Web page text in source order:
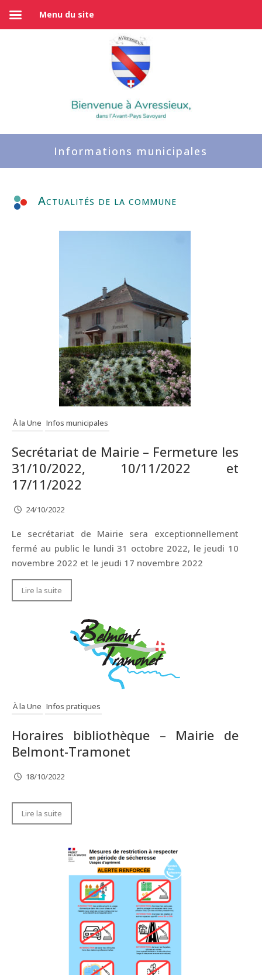
Informations municipales
Actualités de la commune
À la Une Infos municipales
Secrétariat de Mairie – Fermeture les
31/10/2022, 10/11/2022 et
17/11/2022
24/10/2022
Le secrétariat de Mairie sera exceptionnellement
fermé au public le lundi 31 octobre 2022, le jeudi 10
novembre 2022 et le jeudi 17 novembre 2022
Lire la suite
À la Une Infos pratiques
Horaires bibliothèque – Mairie de
Belmont-Tramonet
18/10/2022
Lire la suite
Menu du site